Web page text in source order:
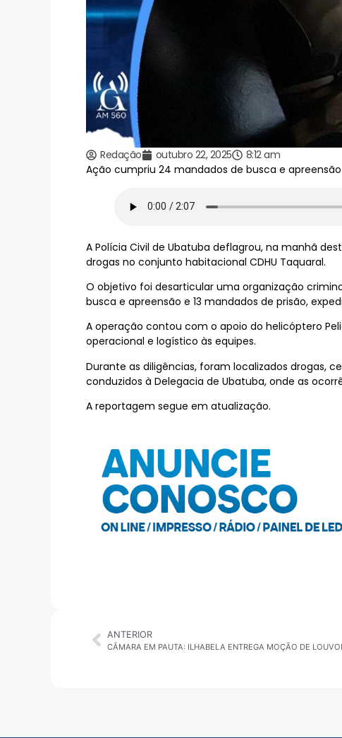
Redação outubro 22, 2025
8:12 am
Ação cumpriu 24 mandados de busca e
A Polícia Civil de Ubatuba deflagrou, na manhã
drogas no conjunto habitacional CDHU Taquaral.
O objetivo foi desarticular uma organização
busca e apreensão e 13 mandados de prisão,
A operação contou com o apoio do helicóptero
operacional e logístico às equipes.
Durante as diligências, foram localizados drogas,
conduzidos à Delegacia de Ubatuba, onde as
A reportagem segue em atualização.
ANTERIOR
CÂMARA EM PAUTA: ILHABELA ENTREGA MOÇÃO DE